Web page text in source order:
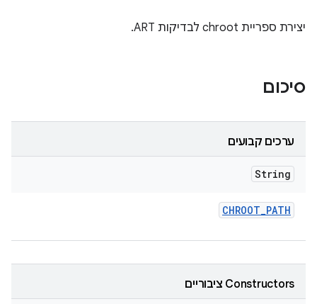
יצירת ספריית chroot לבדיקות ART.
סיכום
ערכים קבועים
String
CHROOT_PATH
Constructors ציבוריים